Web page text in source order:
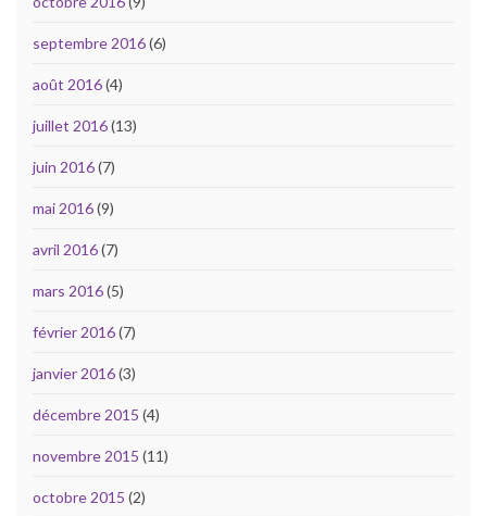
septembre 2016(6)
août 2016(4)
juillet 2016(13)
juin 2016(7)
mai 2016(9)
avril 2016(7)
mars 2016(5)
février 2016(7)
janvier 2016(3)
décembre 2015 (4)
novembre 2015 (11)
octobre 2015 (2)